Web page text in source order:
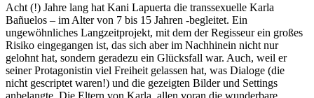
Acht (!) Jahre lang hat Kani Lapuerta die transsexuelle Karla
Bañuelos – im Alter von 7 bis 15 Jahren -begleitet. Ein
ungewöhnliches Langzeitprojekt, mit dem der Regisseur ein großes
Risiko eingegangen ist, das sich aber im Nachhinein nicht nur
gelohnt hat, sondern geradezu ein Glücksfall war. Auch, weil er
seiner Protagonistin viel Freiheit gelassen hat, was Dialoge (die
nicht gescriptet waren!) und die gezeigten Bilder und Settings
anbelangte. Die Eltern von Karla, allen voran die wunderbare